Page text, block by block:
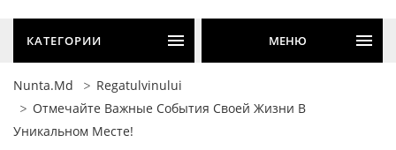
КАТЕГОРИИ МЕНЮ
Nunta.md
Regatulvinului
Отмечайте Важные События Своей Жизни В
Уникальном Месте!